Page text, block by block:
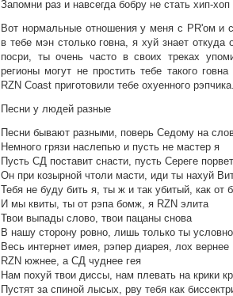
Запомни раз и навсегда бобру не стать хип-
Вот нормальные отношения у меня с PR'ом и
в тебе мэн столько говна, я хуй знает
посри, ты очень часто в своих треках
регионы могут не простить тебе такого
RZN Coast приготовили тебе охуенного
Песни у людей разные
Песни бывают разными, поверь Седому на
Немного грязи наслепью и пусть не мастер я
Пусть СД поставит снасти, пусть Сереге
Он при козырной чтоли масти, иди ты нахуй
Тебя не буду бить я, ты ж и так убитый, как от
И мы квиты, ты от рэпа бомж, я RZN элита
Твои выпады слово, твои пацаны снова
В нашу сторону ровно, лишь только ты условно
Весь интернет имея, рэпер диарея, лох вернее
RZN южнее, а СД чуднее гея
Нам похуй твои диссы, нам плевать на крики
Пустят за спиной лысых, рву тебя как